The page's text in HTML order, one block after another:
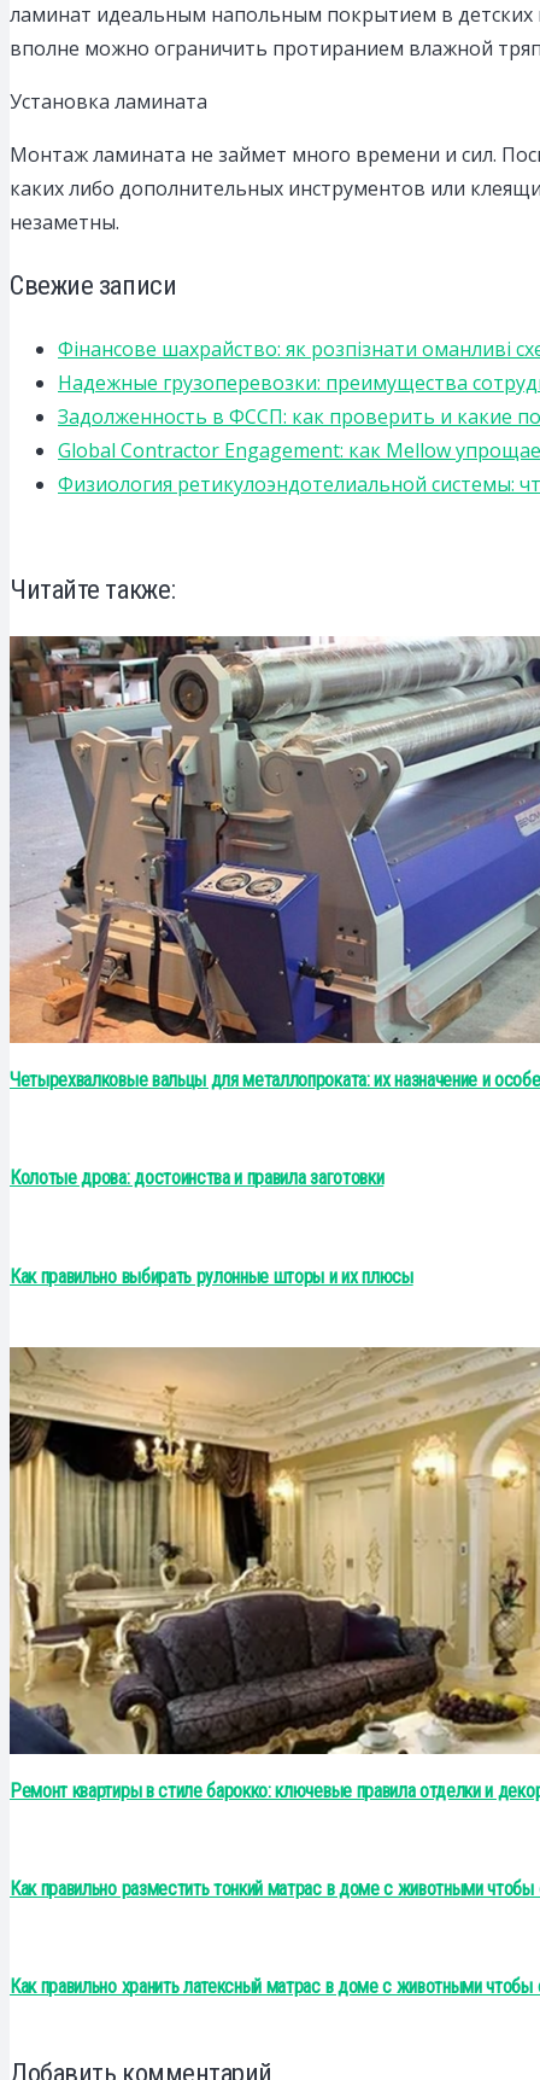
ламинат идеальным напольным покрытием в
вполне можно ограничить протиранием влажной
Установка ламината
Монтаж ламината не займет много времени и сил.
каких либо дополнительных инструментов или
незаметны.
Свежие записи
Фінансове шахрайство: як розпізнати оманливі
Надежные грузоперевозки: преимущества
Задолженность в ФССП: как проверить и какие
Global Contractor Engagement: как Mellow
Физиология ретикулоэндотелиальной системы:
Читайте также:
Четырехвалковые вальцы для металлопроката: их назначение и
Колотые дрова: достоинства и правила заготовки
Как правильно выбирать рулонные шторы и их плюсы
Ремонт квартиры в стиле барокко: ключевые правила отделки и
Как правильно разместить тонкий матрас в доме с животными чтобы
Как правильно хранить латексный матрас в доме с животными чтобы
Добавить комментарий